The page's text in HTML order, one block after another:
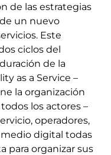
de las estrategias
un nuevo
Este
ciclos del
de la
as a Service –
la organización
los actores –
operadores,
medio digital todas
para organizar sus